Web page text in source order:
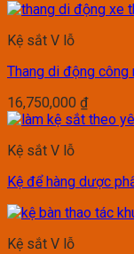
Kệ sắt V lỗ
Thang di động công
16,750,000 ₫
Kệ sắt V lỗ
Kệ để hàng dược
Kệ sắt V lỗ